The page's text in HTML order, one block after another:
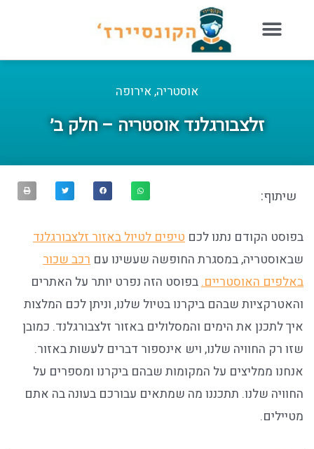
אוסטריה,אירופה
זלצבורגלנד אוסטריה – חלק ב׳
שיתוף:
בפוסט הקודם נתנו לכם טיפים לטיול באזור זלצבורגלנד
שבאוסטריה, במסגרת החופשה שעשינו עם רכב שכור
באלפים האוסטריים.בפוסט הזה נפרט יותר על האתרים
והאטרקציות שבהם ביקרנו בטיול שלנו, וניתן לכם המלצות
איך לתכנן את הימים והמסלולים באזור זלצבורגלנד. כמובן
שזו רק החוויה שלנו, ויש אינספור דברים לעשות באזור.
אנחנו ממליצים על המקומות שבהם ביקרנו ומספרים על
החוויה שלנו. תתכננו מה שמתאים עבורכם בעונה בה אתם
מטיילים.